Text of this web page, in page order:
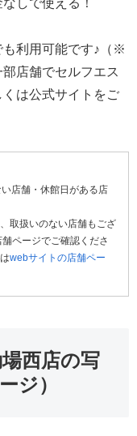
も利用可能です♪（※
店舗でセルフエス
は公式サイトをご
店舗・休館日がある店
取扱いのない店舗もござ
ページでご確認くださ
webサイトの店舗ペー
西店の写
ジ）